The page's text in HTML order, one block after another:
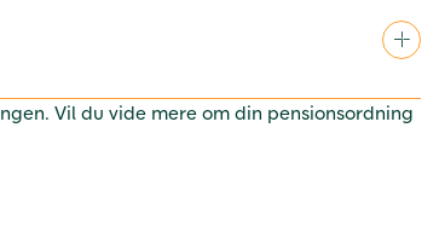
Vil du vide mere om din pensionsordning